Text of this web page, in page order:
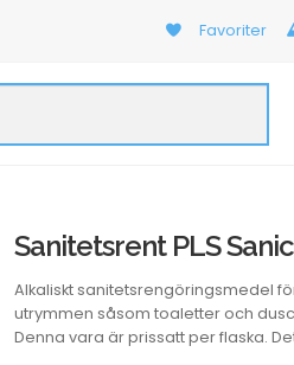
Favoriter
Sanitetsrent PLS
Alkaliskt sanitetsrengöringsmedel
utrymmen såsom toaletter och
Denna vara är prissatt per flaska.